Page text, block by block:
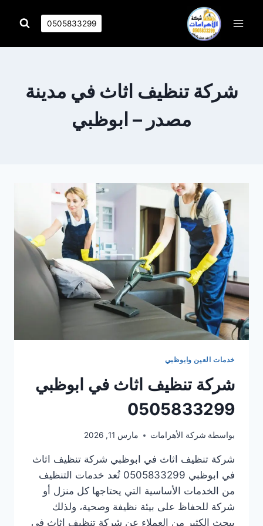
0505833299
شركة تنظيف اثاث في مدينة
مصدر – ابوظبي
خدمات العين وابوظبي
شركة تنظيف اثاث في ابوظبي
0505833299
بواسطة شركة الأهرامات مارس 11, 2026
شركة تنظيف اثاث في ابوظبي شركة تنظيف اثاث
في ابوظبي 0505833299 تُعد خدمات التنظيف
من الخدمات الأساسية التي يحتاجها كل منزل أو
شركة للحفاظ على بيئة نظيفة وصحية، ولذلك
يبحث الكثير من العملاء عن شركة تنظيف اثاث في